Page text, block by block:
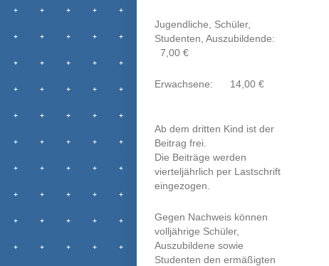
Jugendliche, Schüler,
Studenten, Auszubildende:
7,00 €
Erwachsene: 14,00 €
Ab dem dritten Kind ist der
Beitrag frei.
Die Beiträge werden
vierteljährlich per Lastschrift
eingezogen.
Gegen Nachweis können
volljährige Schüler,
Auszubildene sowie
Studenten den ermäßigten